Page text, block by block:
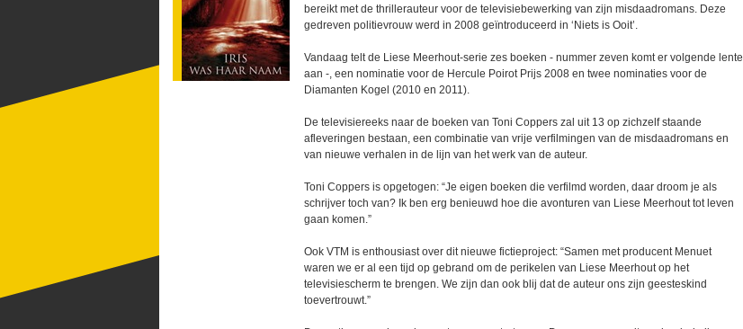
bereikt met de thrillerauteur voor de televisiebewerking van zijn misdaadromans. Deze
gedreven politievrouw werd in 2008 geïntroduceerd in ‘Niets is Ooit’.
Vandaag telt de Liese Meerhout-serie zes boeken - nummer zeven komt er volgende lente
aan -, een nominatie voor de Hercule Poirot Prijs 2008 en twee nominaties voor de
Diamanten Kogel (2010 en 2011).
De televisiereeks naar de boeken van Toni Coppers zal uit 13 op zichzelf staande
afleveringen bestaan, een combinatie van vrije verfilmingen van de misdaadromans en
van nieuwe verhalen in de lijn van het werk van de auteur.
Toni Coppers is opgetogen: “Je eigen boeken die verfilmd worden, daar droom je als
schrijver toch van? Ik ben erg benieuwd hoe die avonturen van Liese Meerhout tot leven
gaan komen.”
Ook VTM is enthousiast over dit nieuwe fictieproject: “Samen met producent Menuet
waren we er al een tijd op gebrand om de perikelen van Liese Meerhout op het
televisiescherm te brengen. We zijn dan ook blij dat de auteur ons zijn geesteskind
toevertrouwt.”